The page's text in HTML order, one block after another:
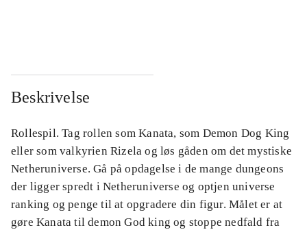
Beskrivelse
Rollespil. Tag rollen som Kanata, som Demon Dog King
eller som valkyrien Rizela og løs gåden om det mystiske
Netheruniverse. Gå på opdagelse i de mange dungeons
der ligger spredt i Netheruniverse og optjen universe
ranking og penge til at opgradere din figur. Målet er at
gøre Kanata til demon God king og stoppe nedfald fra